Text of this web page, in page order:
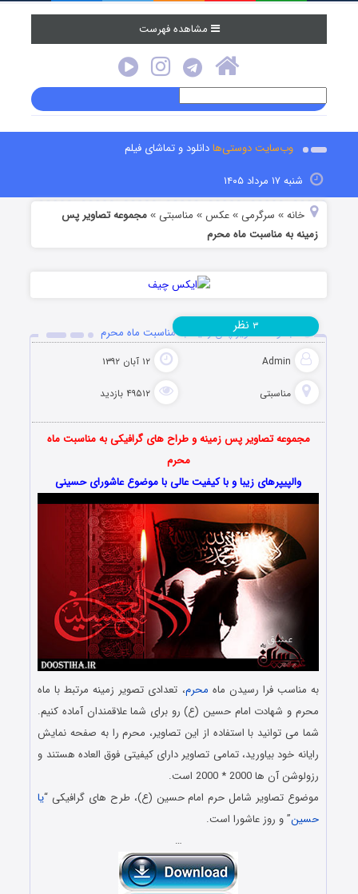
مشاهده فهرست
وب‌سایت دوستی‌هادانلود و تماشای فیلم
شنبه ۱۷ مرداد ۱۴۰۵
خانه » سرگرمی »عکس » مناسبتی »مجموعه تصاویر پس
زمینه به مناسبت ماه محرم
مجموعه تصاویر پس زمینه به مناسبت ماه محرم
Admin ۱۲ آبان ۱۳۹۲
مناسبتی ۴۹۵۱۲ بازدید
۳ نظر
مجموعه تصاویر پس زمینه و طراح های گرافیکی به مناسبت ماه
محرم
والپیپرهای زیبا و با کیفیت عالی با موضوع عاشورای حسینی
به مناسب فرا رسیدن ماه محرم، تعدادی تصویر زمینه مرتبط با ماه
محرم و شهادت امام حسین (ع) رو برای شما علاقمندان آماده کنیم.
شما می توانید با استفاده از این تصاویر، محرم را به صفحه نمایش
رایانه خود بیاورید، تمامی تصاویر دارای کیفیتی فوق العاده هستند و
رزولوشن آن ها 2000 * 2000 است.
موضوع تصاویر شامل حرم امام حسین (ع)، طرح های گرافیکی “یا
حسین” و روز عاشورا است.
…